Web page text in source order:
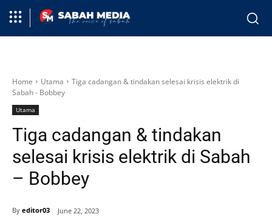
Home Utama
Tiga cadangan & tindakan selesai krisis elektrik di
Sabah - Bobbey
Utama
Tiga cadangan & tindakan
selesai krisis elektrik di Sabah
– Bobbey
By editor03 June 22, 2023